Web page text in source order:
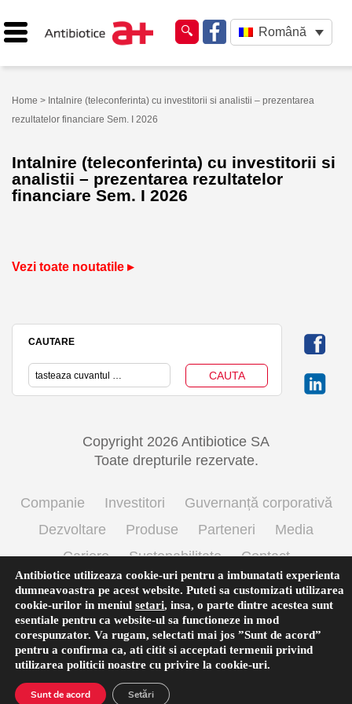
Română
Home > Intalnire (teleconferinta) cu investitorii si analistii – prezentarea
rezultatelor financiare Sem. I 2026
Intalnire (teleconferinta) cu investitorii si
analistii – prezentarea rezultatelor
financiare Sem. I 2026
Vezi toate noutatile ▸
CAUTARE
Copyright 2026 Antibiotice SA
Toate drepturile rezervate.
Companie Investitori
Guvernanță corporativă
Dezvoltare
Produse Parteneri
Media
Cariere
Sustenabilitate
Contact
Termeni si conditii de utilizare
Politica cookie
Prelucrarea datelor cu caracter personal
Antibiotice utilizeaza cookie-uri pentru a imbunatati experienta
dumneavoastra pe acest website. Puteti sa customizati utilizarea
cookie-urilor in meniul setari, insa, o parte dintre acestea sunt
esentiale pentru ca website-ul sa functioneze in mod
corespunzator. Va rugam, selectati mai jos ”Sunt de acord”
pentru a confirma ca, ati citit si acceptati termenii privind
utilizarea politicii noastre cu privire la cookie-uri.
Sunt de acord Setări
English(Engleză) Română